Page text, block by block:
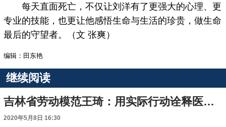
每天直面死亡，不仅让刘洋有了更强大的心理、更
专业的技能，也更让他感悟生命与生活的珍贵，做生命
最后的守望者。（文 张爽）
编辑：田东艳
继续阅读
吉林省劳动模范王琦：用实际行动诠释医者仁心
2020年5月8日 16:30